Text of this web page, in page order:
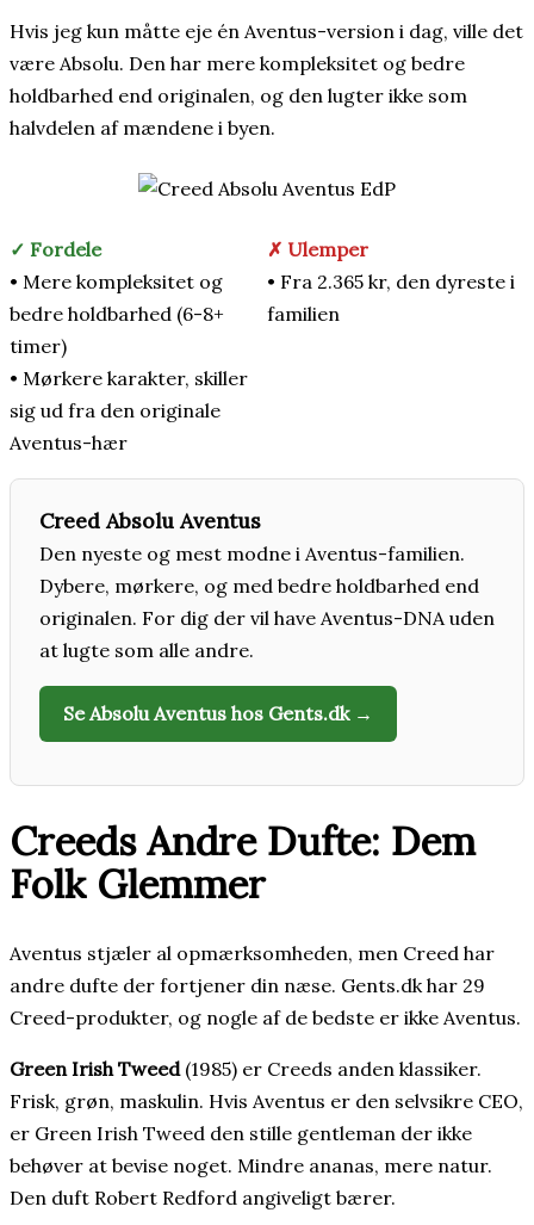
Hvis jeg kun måtte eje én Aventus-version i dag, ville det
være Absolu. Den har mere kompleksitet og bedre
holdbarhed end originalen, og den lugter ikke som
halvdelen af mændene i byen.
✓ Fordele
• Mere kompleksitet og
bedre holdbarhed (6-8+
timer)
• Mørkere karakter, skiller
sig ud fra den originale
Aventus-hær
✗ Ulemper
• Fra 2.365 kr, den dyreste i
familien
Creed Absolu Aventus
Den nyeste og mest modne i Aventus-familien.
Dybere, mørkere, og med bedre holdbarhed end
originalen. For dig der vil have Aventus-DNA uden
at lugte som alle andre.
Se Absolu Aventus hos Gents.dk →
Creeds Andre Dufte: Dem
Folk Glemmer
Aventus stjæler al opmærksomheden, men Creed har
andre dufte der fortjener din næse. Gents.dk har 29
Creed-produkter, og nogle af de bedste er ikke Aventus.
Green Irish Tweed(1985) er Creeds anden klassiker.
Frisk, grøn, maskulin. Hvis Aventus er den selvsikre CEO,
er Green Irish Tweed den stille gentleman der ikke
behøver at bevise noget. Mindre ananas, mere natur.
Den duft Robert Redford angiveligt bærer.